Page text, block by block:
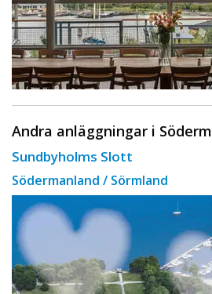
Andra anläggningar i
Sundbyholms Slott
Södermanland / Sörmland